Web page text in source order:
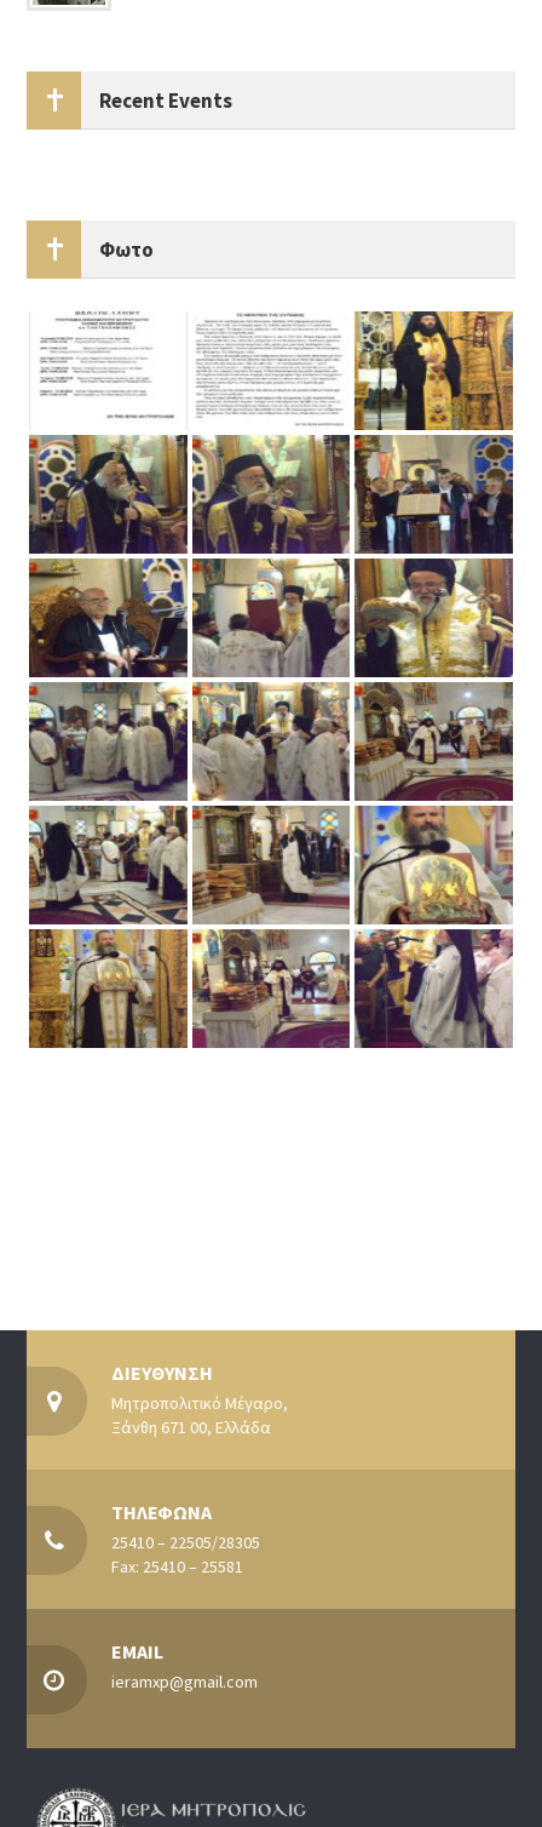
Recent Events
Φωτο
ΔΙΕΥΘΥΝΣΗ
Μητροπολιτικό Μέγαρο,
Ξάνθη 671 00, Ελλάδα
ΤΗΛΕΦΩΝΑ
25410 – 22505/28305
Fax: 25410 – 25581
EMAIL
ieramxp@gmail.com